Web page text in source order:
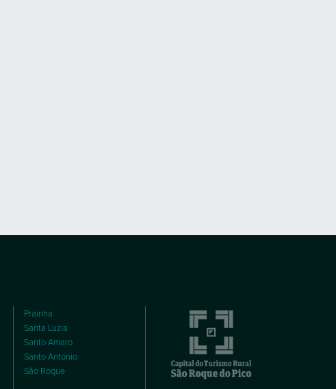
Praínha
Santa Luzia
Santo Amaro
Santo António
São Roque